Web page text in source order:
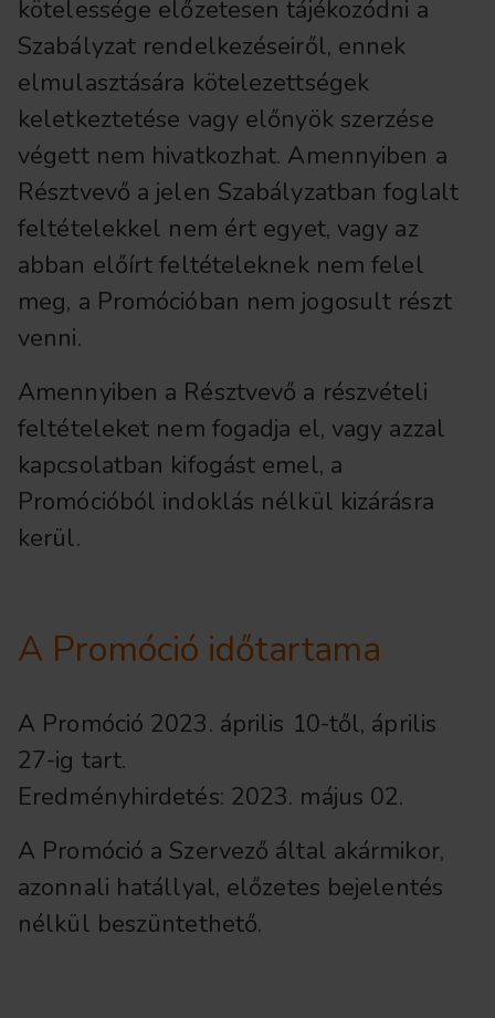
kötelessége előzetesen tájékozódni a
Szabályzat rendelkezéseiről, ennek
elmulasztására kötelezettségek
keletkeztetése vagy előnyök szerzése
végett nem hivatkozhat. Amennyiben a
Résztvevő a jelen Szabályzatban foglalt
feltételekkel nem ért egyet, vagy az
abban előírt feltételeknek nem felel
meg, a Promócióban nem jogosult részt
venni.
Amennyiben a Résztvevő a részvételi
feltételeket nem fogadja el, vagy azzal
kapcsolatban kifogást emel, a
Promócióból indoklás nélkül kizárásra
kerül.
A Promóció időtartama
A Promóció 2023. április 10-től, április
27-ig tart.
Eredményhirdetés: 2023. május 02.
A Promóció a Szervező által akármikor,
azonnali hatállyal, előzetes bejelentés
nélkül beszüntethető.